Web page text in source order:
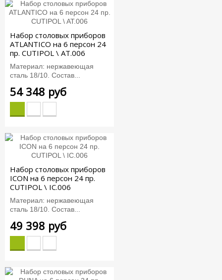
Набор столовых приборов
ATLANTICO на 6 персон 24
пр. CUTIPOL \ AT.006
Материал: нержавеющая
сталь 18/10. Состав...
54 348 руб
Набор столовых приборов
ICON на 6 персон 24 пр.
CUTIPOL \ IC.006
Материал: нержавеющая
сталь 18/10. Состав...
49 398 руб